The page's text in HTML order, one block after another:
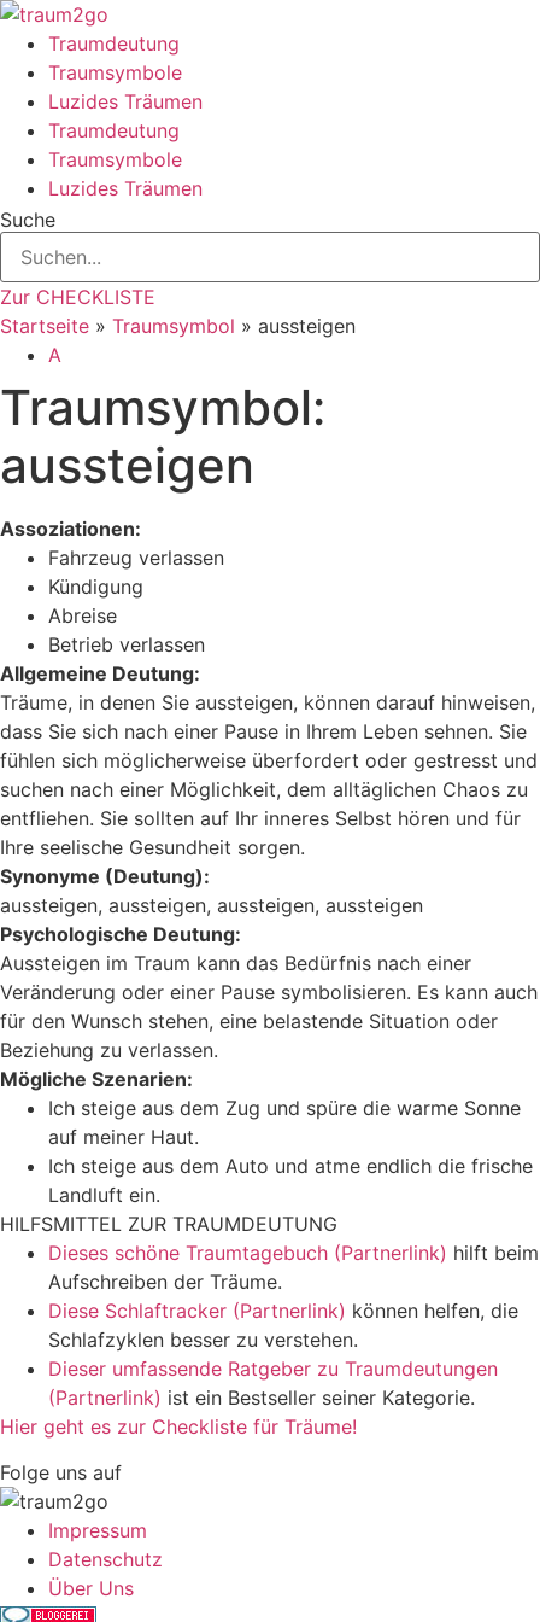
Zum
Inhalt
springen
Traumdeutung
Traumsymbole
Luzides Träumen
Traumdeutung
Traumsymbole
Luzides Träumen
Suche
Zur CHECKLISTE
Startseite » Traumsymbol » aussteigen
A
Traumsymbol:
aussteigen
Assoziationen:
Fahrzeug verlassen
Kündigung
Abreise
Betrieb verlassen
Allgemeine Deutung:
Träume, in denen Sie aussteigen, können darauf hinweisen,
dass Sie sich nach einer Pause in Ihrem Leben sehnen. Sie
fühlen sich möglicherweise überfordert oder gestresst und
suchen nach einer Möglichkeit, dem alltäglichen Chaos zu
entfliehen. Sie sollten auf Ihr inneres Selbst hören und für
Ihre seelische Gesundheit sorgen.
Synonyme (Deutung):
aussteigen, aussteigen, aussteigen, aussteigen
Psychologische Deutung:
Aussteigen im Traum kann das Bedürfnis nach einer
Veränderung oder einer Pause symbolisieren. Es kann auch
für den Wunsch stehen, eine belastende Situation oder
Beziehung zu verlassen.
Mögliche Szenarien:
Ich steige aus dem Zug und spüre die warme Sonne
auf meiner Haut.
Ich steige aus dem Auto und atme endlich die frische
Landluft ein.
HILFSMITTEL ZUR TRAUMDEUTUNG
Dieses schöne Traumtagebuch (Partnerlink) hilft beim
Aufschreiben der Träume.
Diese Schlaftracker (Partnerlink) können helfen, die
Schlafzyklen besser zu verstehen.
Dieser umfassende Ratgeber zu Traumdeutungen
(Partnerlink) ist ein Bestseller seiner Kategorie.
Hier geht es zur Checkliste für Träume!
Folge uns auf
Impressum
Datenschutz
Über Uns